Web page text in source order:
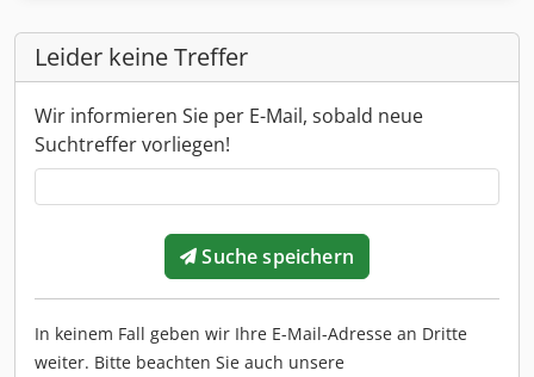
Leider keine Treffer
Wir informieren Sie per E-Mail, sobald neue
Suchtreffer vorliegen!
Suche speichern
In keinem Fall geben wir Ihre E-Mail-Adresse an Dritte
weiter. Bitte beachten Sie auch unsere